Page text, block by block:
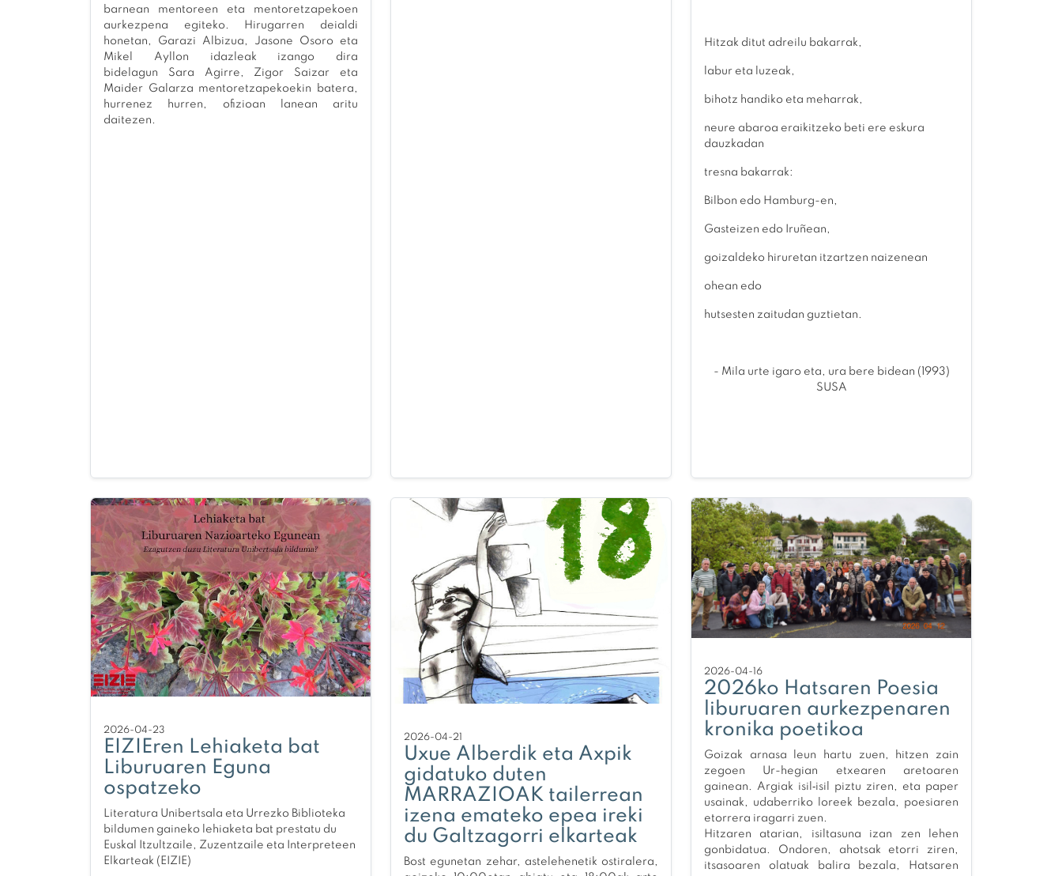
barnean mentoreen eta mentoretzapekoen
aurkezpena egiteko. Hirugarren deialdi
honetan, Garazi Albizua, Jasone Osoro eta
Mikel Ayllon idazleak izango dira
bidelagun Sara Agirre, Zigor Saizar eta
Maider Galarza mentoretzapekoekin batera,
hurrenez hurren, ofizioan lanean aritu
daitezen.
Hitzak ditut adreilu bakarrak,
labur eta luzeak,
bihotz handiko eta meharrak,
neure abaroa eraikitzeko beti ere eskura
dauzkadan
tresna bakarrak:
Bilbon edo Hamburg-en,
Gasteizen edo Iruñean,
goizaldeko hiruretan itzartzen naizenean
ohean edo
hutsesten zaitudan guztietan.
- Mila urte igaro eta, ura bere bidean (1993)
SUSA
2026-04-23
EIZIEren Lehiaketa bat
Liburuaren Eguna
ospatzeko
Literatura Unibertsala eta Urrezko Biblioteka
bildumen gaineko lehiaketa bat prestatu du
Euskal Itzultzaile, Zuzentzaile eta Interpreteen
Elkarteak (EIZIE)
2026-04-21
Uxue Alberdik eta Axpik
gidatuko duten
MARRAZIOAK tailerrean
izena emateko epea ireki
du Galtzagorri elkarteak
Bost egunetan zehar, astelehenetik ostiralera,
2026-04-16
2026ko Hatsaren Poesia
liburuaren aurkezpenaren
kronika poetikoa
Goizak arnasa leun hartu zuen, hitzen zain
zegoen Ur-hegian etxearen aretoaren
gainean. Argiak isil‑isil piztu ziren, eta paper
usainak, udaberriko loreek bezala, poesiaren
etorrera iragarri zuen.
Hitzaren atarian, isiltasuna izan zen lehen
gonbidatua. Ondoren, ahotsak etorri ziren,
itsasoaren olatuak balira bezala, Hatsaren